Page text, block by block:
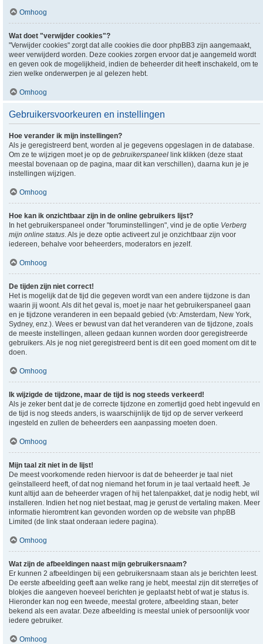
Omhoog
Wat doet "verwijder cookies"?
"Verwijder cookies" zorgt dat alle cookies die door phpBB3 zijn aangemaakt,
weer verwijderd worden. Deze cookies zorgen ervoor dat je aangemeld wordt
en geven ook de mogelijkheid, indien de beheerder dit heeft inschakeld, om te
zien welke onderwerpen je al gelezen hebt.
Omhoog
Gebruikersvoorkeuren en instellingen
Hoe verander ik mijn instellingen?
Als je geregistreerd bent, worden al je gegevens opgeslagen in de database.
Om ze te wijzigen moet je op de gebruikerspaneel link klikken (deze staat
meestal bovenaan op de pagina, maar dit kan verschillen), daarna kun je je
instellingen wijzigen.
Omhoog
Hoe kan ik onzichtbaar zijn in de online gebruikers lijst?
In het gebruikerspaneel onder "foruminstellingen", vind je de optie Verberg
mijn online status. Als je deze optie activeert zul je onzichtbaar zijn voor
iedereen, behalve voor beheerders, moderators en jezelf.
Omhoog
De tijden zijn niet correct!
Het is mogelijk dat de tijd die gegeven wordt van een andere tijdzone is dan
waarin jij woont. Als dit het geval is, moet je naar het gebruikerspaneel gaan
en je tijdzone veranderen in een bepaald gebied (vb: Amsterdam, New York,
Sydney, enz.). Wees er bewust van dat het veranderen van de tijdzone, zoals
de meeste instellingen, alleen gedaan kunnen worden door geregistreerde
gebruikers. Als je nog niet geregistreerd bent is dit een goed moment om dit te
doen.
Omhoog
Ik wijzigde de tijdzone, maar de tijd is nog steeds verkeerd!
Als je zeker bent dat je de correcte tijdzone en zomertijd goed hebt ingevuld en
de tijd is nog steeds anders, is waarschijnlijk de tijd op de server verkeerd
ingesteld en zullen de beheerders een aanpassing moeten doen.
Omhoog
Mijn taal zit niet in de lijst!
De meest voorkomende reden hiervoor is dat de beheerder je taal niet
geïnstalleerd heeft, of dat nog niemand het forum in je taal vertaald heeft. Je
kunt altijd aan de beheerder vragen of hij het talenpakket, dat je nodig hebt, wil
installeren. Indien het nog niet bestaat, mag je gerust de vertaling maken. Meer
informatie hieromtrent kan gevonden worden op de website van phpBB
Limited (de link staat onderaan iedere pagina).
Omhoog
Wat zijn de afbeeldingen naast mijn gebruikersnaam?
Er kunnen 2 afbeeldingen bij een gebruikersnaam staan als je berichten leest.
De eerste afbeelding geeft aan welke rang je hebt, meestal zijn dit sterretjes of
blokjes die aangeven hoeveel berichten je geplaatst hebt of wat je status is.
Hieronder kan nog een tweede, meestal grotere, afbeelding staan, beter
bekend als een avatar. Deze afbeelding is meestal uniek of persoonlijk voor
iedere gebruiker.
Omhoog